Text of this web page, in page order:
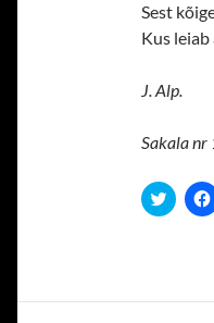
Sest
Kus
J. Alp.
Sakala nr
C
l
h
l